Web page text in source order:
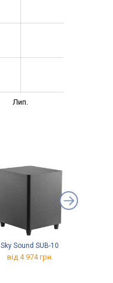
Лип.
Sky Sound SUB-10
від 4 974 грн.